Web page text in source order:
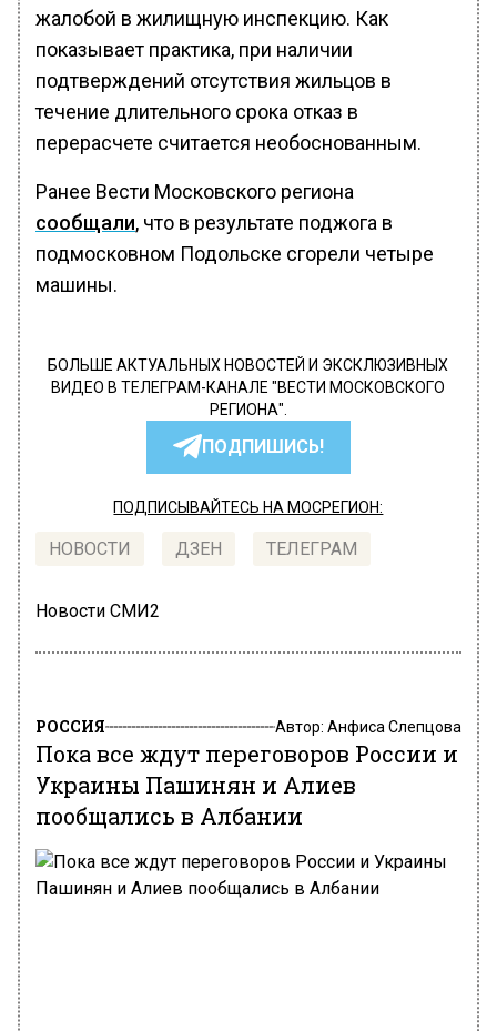
жалобой в жилищную инспекцию. Как
показывает практика, при наличии
подтверждений отсутствия жильцов в
течение длительного срока отказ в
перерасчете считается необоснованным.
Ранее Вести Московского региона
сообщали, что в результате поджога в
подмосковном Подольске сгорели четыре
машины.
БОЛЬШЕ АКТУАЛЬНЫХ НОВОСТЕЙ И ЭКСКЛЮЗИВНЫХ
ВИДЕО В ТЕЛЕГРАМ-КАНАЛЕ "ВЕСТИ МОСКОВСКОГО
РЕГИОНА".
ПОДПИШИСЬ!
ПОДПИСЫВАЙТЕСЬ НА МОСРЕГИОН:
НОВОСТИ ДЗЕН ТЕЛЕГРАМ
Новости СМИ2
РОССИЯ Автор: Анфиса Слепцова
Пока все ждут переговоров России и
Украины Пашинян и Алиев
пообщались в Албании